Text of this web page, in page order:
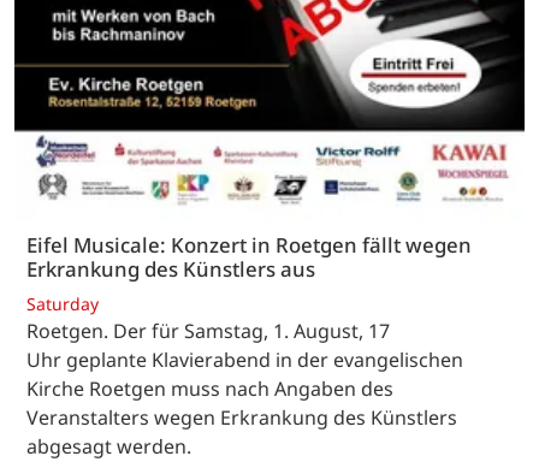
Eifel Musicale: Konzert in Roetgen fällt wegen
Erkrankung des Künstlers aus
Saturday
Roetgen. Der für Samstag, 1. August, 17
Uhr geplante Klavierabend in der evangelischen
Kirche Roetgen muss nach Angaben des
Veranstalters wegen Erkrankung des Künstlers
abgesagt werden.